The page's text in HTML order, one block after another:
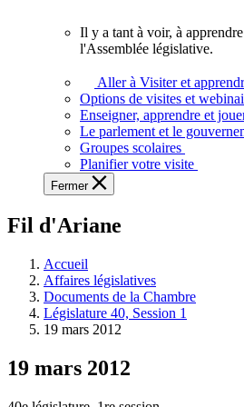
voir,
apprendre
et
à
à
législative.
Il y a tant à voir, à
l'Assemblée législative.
Aller à Visiter et
Options de visites et
Enseigner, apprendre et
Le parlement et le
Groupes scolaires
Planifier votre visite
Fermer
Fil d'Ariane
Accueil
Affaires législatives
Documents de la Chambre
Législature 40, Session 1
19 mars 2012
19 mars 2012